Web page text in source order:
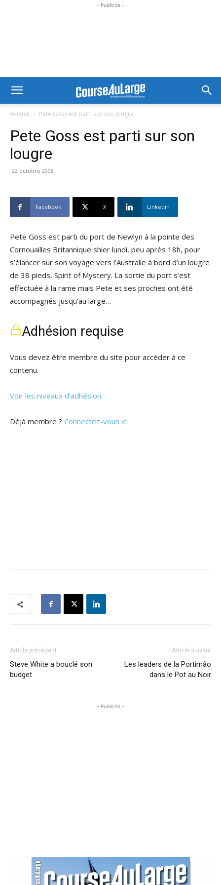
- Publicité -
Accueil Pete Goss est parti sur son lougre
Pete Goss est parti sur son
lougre
22 octobre 2008
Facebook X Linkedin
Pete Goss est parti du port de Newlyn à la pointe des
Cornouailles Britannique shier lundi, peu après 18h, pour
s’élancer sur son voyage vers l’Australie à bord d’un lougre
de 38 pieds, Spirit of Mystery. La sortie du port s’est
effectuée à la rame mais Pete et ses proches ont été
accompagnés jusqu’au large…
Adhésion requise
Vous devez être membre du site pour accéder à ce
contenu.
Voir les niveaux d’adhésion
Déjà membre ? Connectez-vous ici
Article précédent
Steve White a bouclé son
budget
Article suivant
Les leaders de la Portimão
dans le Pot au Noir
- Publicité -